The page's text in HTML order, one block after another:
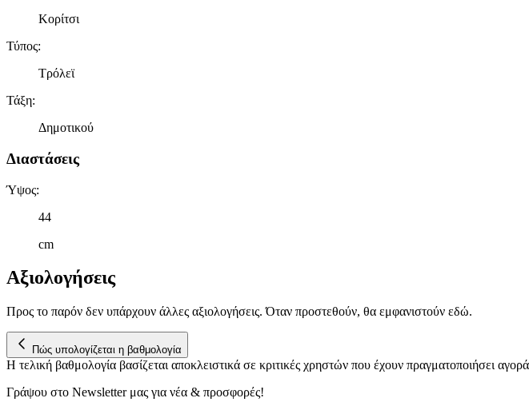
Κορίτσι
Τύπος:
Τρόλεϊ
Τάξη:
Δημοτικού
Διαστάσεις
Ύψος:
44
cm
Αξιολογήσεις
Προς το παρόν δεν υπάρχουν άλλες αξιολογήσεις. Όταν προστεθούν, θα εμφανιστούν εδώ.
Πώς υπολογίζεται η βαθμολογία
Η τελική βαθμολογία βασίζεται αποκλειστικά σε κριτικές χρηστών που έχουν πραγματοποιήσει
Γράψου στο Νewsletter μας για νέα & προσφορές!